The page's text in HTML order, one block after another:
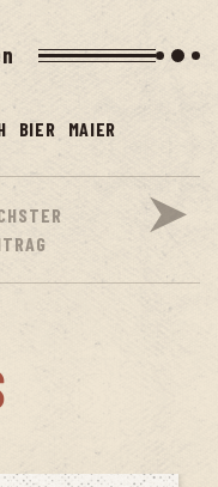
BIER MAIER